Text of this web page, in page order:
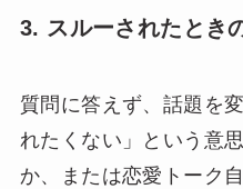
3. スルーされたとき
質問に答えず、話題を
れたくない」という意
か、または恋愛トーク